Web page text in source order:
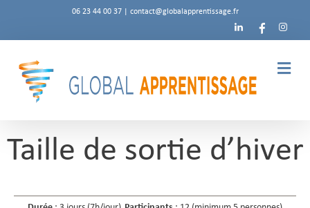
Aller au contenu06 23 44 00 37 | contact@globalapprentissage.fr
Taille de sortie d’hiver